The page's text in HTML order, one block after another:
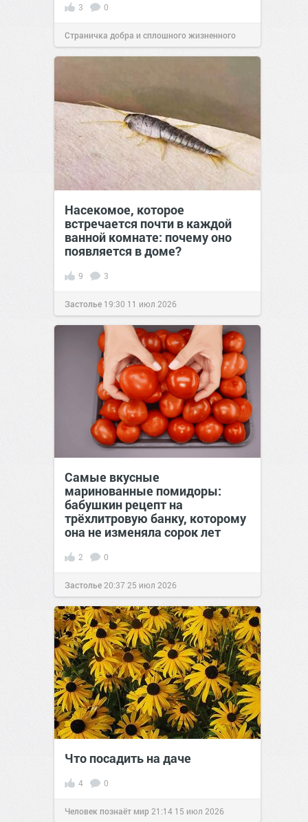
3 0
Страничка добра и сплошного жизненного
позитива!11:3816 июл 2026
Насекомое, которое
встречается почти в каждой
ванной комнате: почему оно
появляется в доме?
9 3
Застолье 19:30 11 июл 2026
Самые вкусные
маринованные помидоры:
бабушкин рецепт на
трёхлитровую банку, которому
она не изменяла сорок лет
2 0
Застолье 20:37 25 июл 2026
Что посадить на даче
4 0
Человек познаёт мир 21:14 15 июл 2026